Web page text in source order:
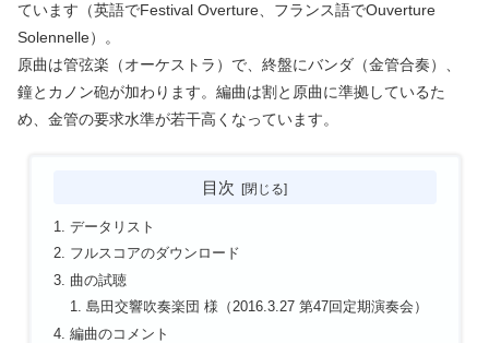
ています（英語でFestival Overture、フランス語でOuverture
Solennelle）。
原曲は管弦楽（オーケストラ）で、終盤にバンダ（金管合奏）、
鐘とカノン砲が加わります。編曲は割と原曲に準拠しているた
め、金管の要求水準が若干高くなっています。
目次
データリスト
フルスコアのダウンロード
曲の試聴
島田交響吹奏楽団 様（2016.3.27 第47回定期演奏会）
編曲のコメント